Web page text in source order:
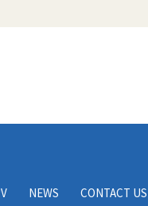
NEWS CONTACT US